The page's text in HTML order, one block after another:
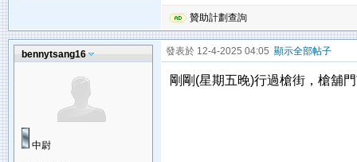
贊助計劃查詢
bennytsang16
中尉
發表於 12-4-2025 04:05 顯示全部帖子
剛剛(星期五晚)行過槍街，槍舖